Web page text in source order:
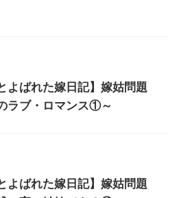
よばれた嫁日記】嫁姑問題
ラブ・ロマンス①～
よばれた嫁日記】嫁姑問題